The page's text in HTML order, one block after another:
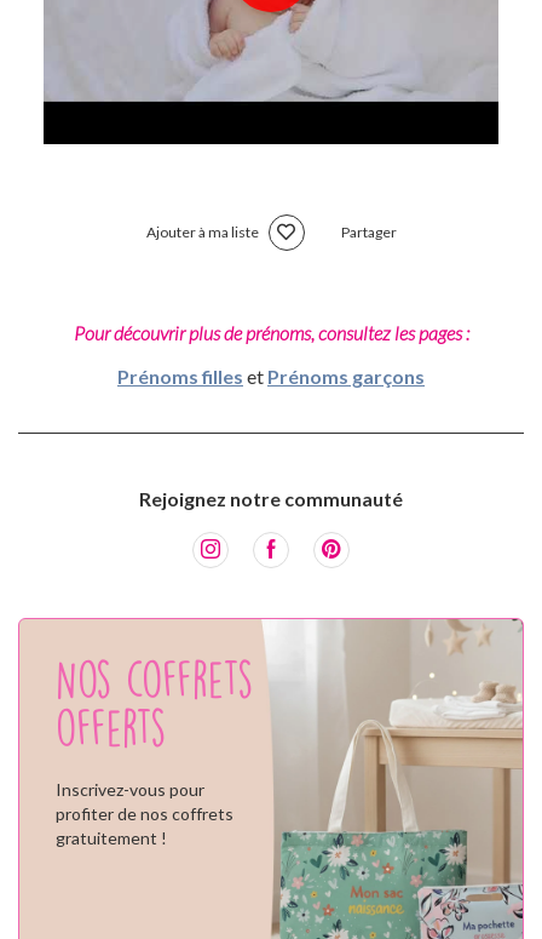
Ajouter à ma liste Partager
Pour découvrir plus de prénoms, consultez les pages :
Prénoms filles et Prénoms garçons
Rejoignez notre communauté
Nos coffrets
offerts
Inscrivez-vous pour
profiter de nos coffrets
gratuitement !